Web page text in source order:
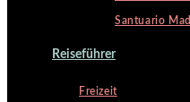
Santuario
Reiseführer
Freizeit